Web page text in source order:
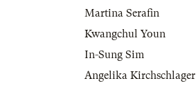
Martina Serafin
Kwangchul Youn
In-Sung Sim
Angelika Kirchschlager